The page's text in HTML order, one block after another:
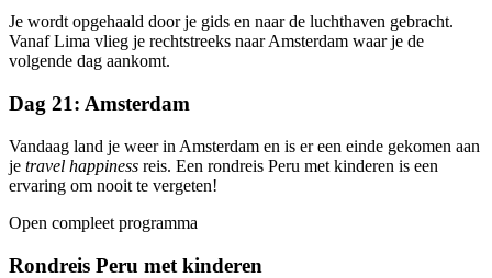
Je wordt opgehaald door je gids en naar de luchthaven gebracht.
Vanaf Lima vlieg je rechtstreeks naar Amsterdam waar je de
volgende dag aankomt.
Dag 21: Amsterdam
Vandaag land je weer in Amsterdam en is er een einde gekomen aan
je travel happiness reis. Een rondreis Peru met kinderen is een
ervaring om nooit te vergeten!
Open compleet programma
Rondreis Peru met kinderen